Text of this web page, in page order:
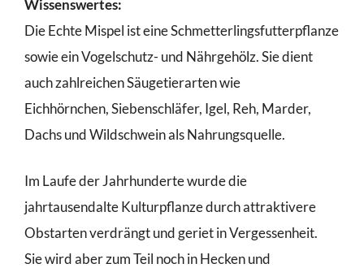
Wissenswertes:
Die Echte Mispel ist eine Schmetterlingsfutterpflanze
sowie ein Vogelschutz- und Nährgehölz. Sie dient
auch zahlreichen Säugetierarten wie
Eichhörnchen, Siebenschläfer, Igel, Reh, Marder,
Dachs und Wildschwein als Nahrungsquelle.
Im Laufe der Jahrhunderte wurde die
jahrtausendalte Kulturpflanze durch attraktivere
Obstarten verdrängt und geriet in Vergessenheit.
Sie wird aber zum Teil noch in Hecken und